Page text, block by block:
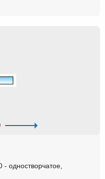
- одностворчатое,